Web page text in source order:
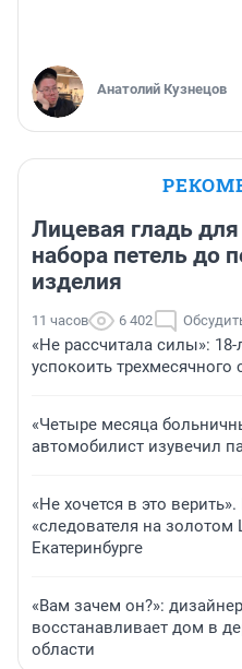
Анатолий Кузнецов
Лицевая гладь
набора петель до
изделия
11 часов 6 402
«Не рассчитала силы»:
успокоить трехмесячного
«Четыре месяца
автомобилист изувечил
«Не хочется в это
«следователя на золотом
Екатеринбурге
«Вам зачем он?»:
восстанавливает дом в
области